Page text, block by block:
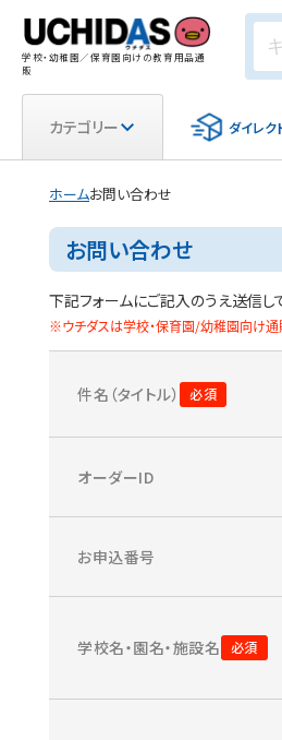
学校・幼稚園／保育園向けの教育用品通
販
カテゴリー ダイレク
ホームお問い合わせ
お問い合わせ
下記フォームにご記入のうえ送信し
※ウチダスは学校・保育園/幼稚園向け通
件名（タイトル）
オーダーID
お申込番号
学校名・園名・施設名